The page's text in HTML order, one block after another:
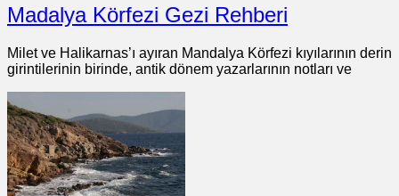
Madalya Körfezi Gezi Rehberi
Milet ve Halikarnas’ı ayıran Mandalya Körfezi kıyılarının derin
girintilerinin birinde, antik dönem yazarlarının notları ve